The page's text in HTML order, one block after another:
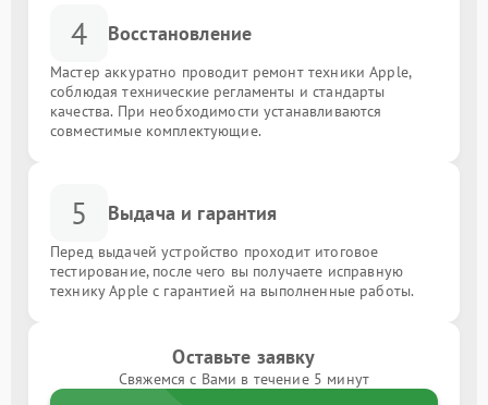
4 Восстановление
Мастер аккуратно проводит ремонт техники Apple,
соблюдая технические регламенты и стандарты
качества. При необходимости устанавливаются
совместимые комплектующие.
5 Выдача и гарантия
Перед выдачей устройство проходит итоговое
тестирование, после чего вы получаете исправную
технику Apple с гарантией на выполненные работы.
Оставьте заявку
Свяжемся с Вами в течение 5 минут